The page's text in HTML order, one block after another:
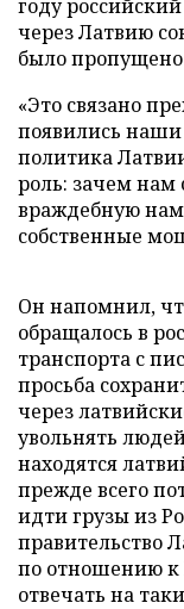
году
через Латвию
было пропущено
«Это связано
появились
политика
роль: зачем нам
враждебную нам
собственные
Он напомнил,
обращалось в
транспорта с
просьба
через
увольнять
находятся
прежде всего
идти грузы из
правительство
по отношению к
отвечать на